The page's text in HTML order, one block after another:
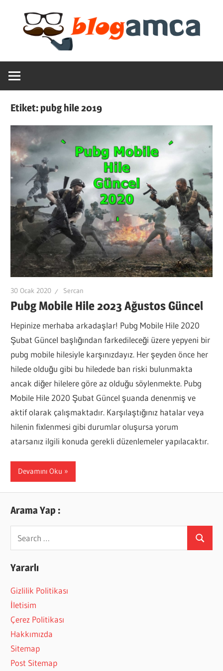
content
Blogamca
2025
Haber,
Blogların
Amcası
Etiket:pubg hile 2019
30 Ocak 2020 Sercan
Pubg Mobile Hile 2023 Ağustos Güncel
Hepinize merhaba arkadaşlar! Pubg Mobile Hile 2020
Şubat Güncel başlığından farkedileceği üzere yepyeni bir
pubg mobile hilesiyle karşınızdayız. Her şeyden önce her
hilede olduğu gibi bu hiledede ban riski bulunmakta
ancak diğer hilelere göre az olduğu söylenmekte. Pubg
Mobile Hile 2020 Şubat Güncel şuanda denenmiş ve
aktif olarak çalışmaktadır. Karşılaştığınız hatalar veya
hilenin fixlenmesi gibi durumlar oluşursa yorum
atarsanız ilgili konuda gerekli düzenlemeler yapılacaktır.
Devamını Oku
Arama Yap :
Search
for:
Search
Yararlı
Gizlilik Politikası
İletisim
Çerez Politikası
Hakkımızda
Sitemap
Post Sitemap